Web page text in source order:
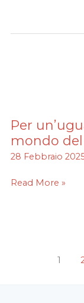
Per
mondo
28 Febbraio
Per
un’uguaglianza
di
nel
Read More »
1